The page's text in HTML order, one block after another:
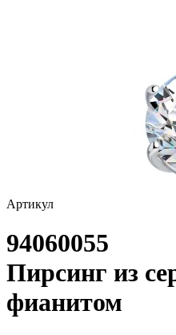
треугольник
хвост кита
цветы
Артикул
94060055
Пирсинг из
фианитом